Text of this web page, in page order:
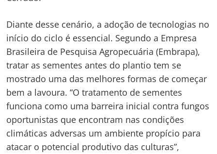
Diante desse cenário, a adoção de tecnologias no
início do ciclo é essencial. Segundo a Empresa
Brasileira de Pesquisa Agropecuária (Embrapa),
tratar as sementes antes do plantio tem se
mostrado uma das melhores formas de começar
bem a lavoura. “O tratamento de sementes
funciona como uma barreira inicial contra fungos
oportunistas que encontram nas condições
climáticas adversas um ambiente propício para
atacar o potencial produtivo das culturas”,